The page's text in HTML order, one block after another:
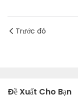
Trước đó
Đề Xuất Cho Bạn